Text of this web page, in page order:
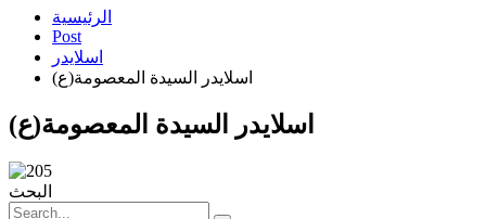
الرئيسية
Post
اسلایدر
اسلايدر السيدة المعصومة(ع)
اسلايدر السيدة المعصومة(ع)
البحث